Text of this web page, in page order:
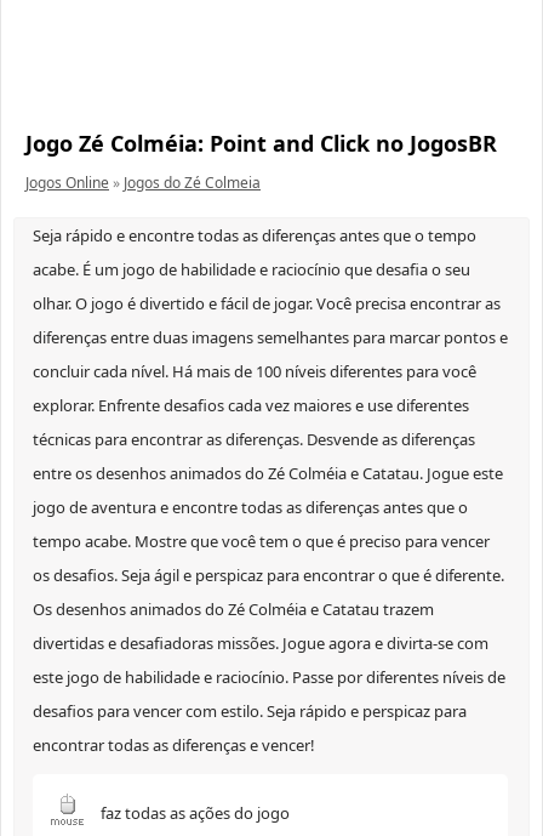
Jogo Zé Colméia: Point and Click no JogosBR
Jogos Online» Jogos do Zé Colmeia
Seja rápido e encontre todas as diferenças antes que o tempo
acabe. É um jogo de habilidade e raciocínio que desafia o seu
olhar. O jogo é divertido e fácil de jogar. Você precisa encontrar as
diferenças entre duas imagens semelhantes para marcar pontos e
concluir cada nível. Há mais de 100 níveis diferentes para você
explorar. Enfrente desafios cada vez maiores e use diferentes
técnicas para encontrar as diferenças. Desvende as diferenças
entre os desenhos animados do Zé Colméia e Catatau. Jogue este
jogo de aventura e encontre todas as diferenças antes que o
tempo acabe. Mostre que você tem o que é preciso para vencer
os desafios. Seja ágil e perspicaz para encontrar o que é diferente.
Os desenhos animados do Zé Colméia e Catatau trazem
divertidas e desafiadoras missões. Jogue agora e divirta-se com
este jogo de habilidade e raciocínio. Passe por diferentes níveis de
desafios para vencer com estilo. Seja rápido e perspicaz para
encontrar todas as diferenças e vencer!
faz todas as ações do jogo